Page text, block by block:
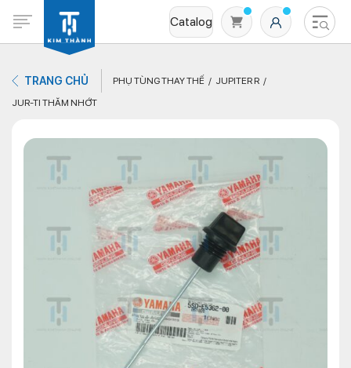
Catalog
Không có sản phẩm nào trong giỏ hàng
TRANG CHỦ PHỤ TÙNG THAY THẾ
JUPITER R
JUR-TI THĂM NHỚT